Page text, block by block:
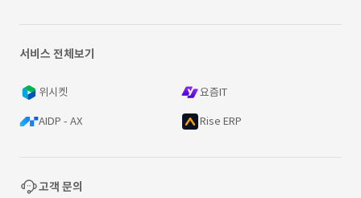
서비스 전체보기
위시켓 요즘IT
AIDP - AX Rise ERP
고객 문의